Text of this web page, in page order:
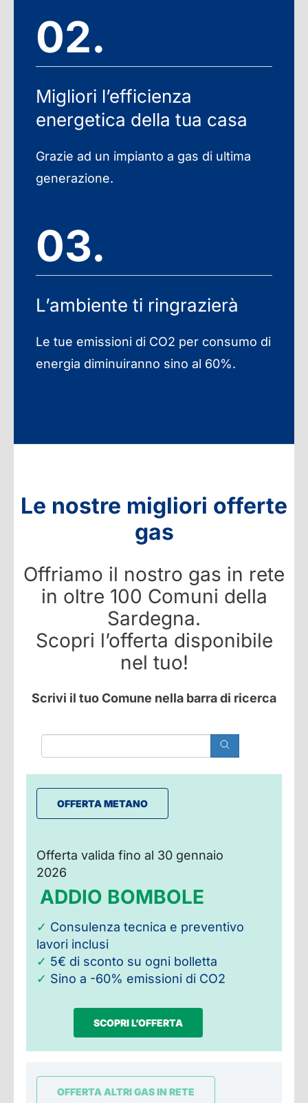
02.
Migliori l’efficienza
energetica della tua casa
Grazie ad un impianto a gas di ultima
generazione.
03.
L’ambiente ti ringrazierà
Le tue emissioni di CO2 per consumo di
energia diminuiranno sino al 60%.
Le nostre migliori offerte
gas
Offriamo il nostro gas in rete
in oltre 100 Comuni della
Sardegna.
Scopri l’offerta disponibile
nel tuo!
Scrivi il tuo Comune nella barra di ricerca
OFFERTA METANO
Offerta valida fino al 30 gennaio
2026
ADDIO BOMBOLE
✓ Consulenza tecnica e preventivo
lavori inclusi
✓ 5€ di sconto su ogni bolletta
✓ Sino a -60% emissioni di CO2
SCOPRI L’OFFERTA
OFFERTA ALTRI GAS IN RETE